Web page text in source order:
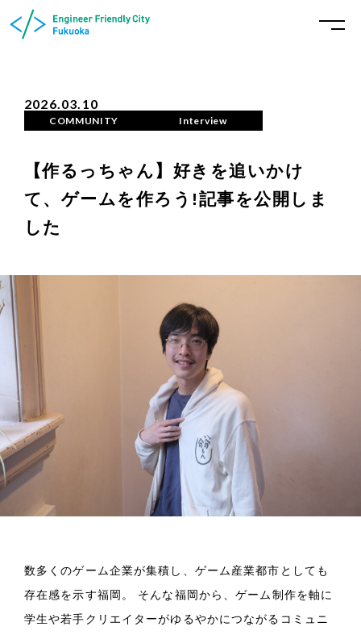
2026.03.10
COMMUNITY Interview
【作るっちゃん】好きを追いかけ
て、ゲームを作ろう!記事を公開しま
した
数多くのゲーム企業が集積し、ゲーム産業都市としても
存在感を示す福岡。 そんな福岡から、ゲーム制作を軸に
学生や若手クリエイターがゆるやかにつながるコミュニ